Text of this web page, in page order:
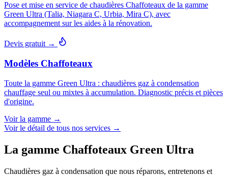
Pose et mise en service de chaudières Chaffoteaux de la gamme
Green Ultra (Talia, Niagara C, Urbia, Mira C), avec
accompagnement sur les aides à la rénovation.
Devis gratuit →
Modèles Chaffoteaux
Toute la gamme Green Ultra : chaudières gaz à condensation
chauffage seul ou mixtes à accumulation. Diagnostic précis et pièces
d'origine.
Voir la gamme →
Voir le détail de tous nos services →
La gamme Chaffoteaux Green Ultra
Chaudières gaz à condensation que nous réparons, entretenons et